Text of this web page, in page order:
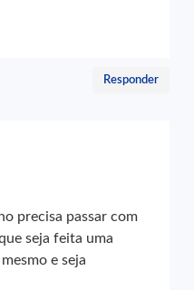
Responder
precisa passar com
seja feita uma
e seja